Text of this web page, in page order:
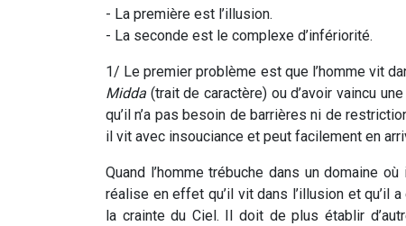
- La première est l’illusion.
- La seconde est le complexe d’infériorité.
1/ Le premier problème est que l’homme vit
Midda (trait de caractère) ou d’avoir vaincu
qu’il n’a pas besoin de barrières ni de
il vit avec insouciance et peut facilement en
Quand l’homme trébuche dans un domaine
réalise en effet qu’il vit dans l’illusion et qu’il
la crainte du Ciel. Il doit de plus établir